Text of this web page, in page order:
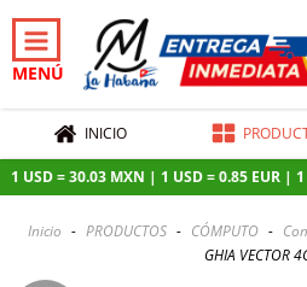
= 30.03 MXN | 1 USD = 0.85 EUR | 1
MENÚ
INICIO
Inicio - PRODUCTOS - CÓMPUTO -
GHIA VECTOR